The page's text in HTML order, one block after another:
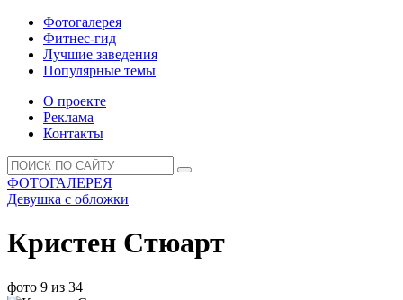
Фотогалерея
Фитнес-гид
Лучшие заведения
Популярные темы
О проекте
Реклама
Контакты
ФОТОГАЛЕРЕЯ
Девушка с обложки
Кристен Стюарт
фото 9 из 34